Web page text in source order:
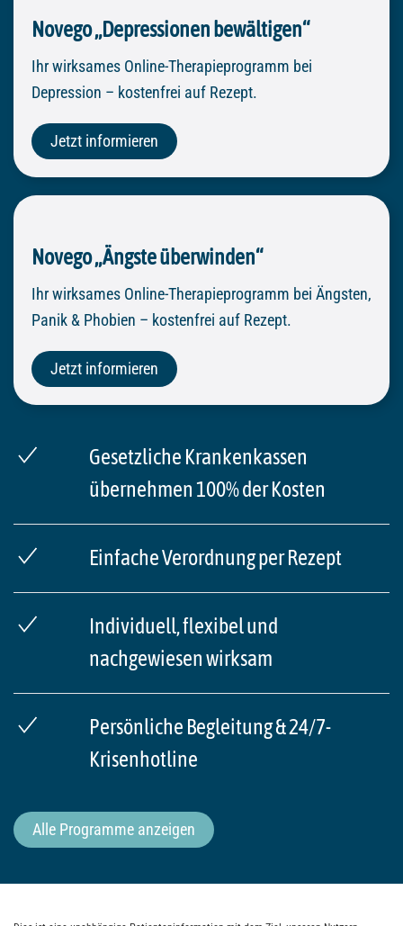
Novego „Depressionen bewältigen“
Ihr wirksames Online-Therapieprogramm bei
Depression – kostenfrei auf Rezept.
Jetzt informieren
Novego „Ängste überwinden“
Ihr wirksames Online-Therapieprogramm bei Ängsten,
Panik & Phobien – kostenfrei auf Rezept.
Jetzt informieren
Gesetzliche Krankenkassen
übernehmen 100% der Kosten
Einfache Verordnung per Rezept
Individuell, flexibel und
nachgewiesen wirksam
Persönliche Begleitung & 24/7-
Krisenhotline
Alle Programme anzeigen